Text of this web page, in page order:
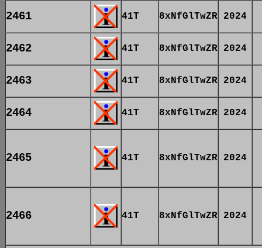
2461 41T 8xNfGlTwZR 2024
2462 41T 8xNfGlTwZR 2024
2463 41T 8xNfGlTwZR 2024
2464 41T 8xNfGlTwZR 2024
2465 41T 8xNfGlTwZR 2024
2466 41T 8xNfGlTwZR 2024